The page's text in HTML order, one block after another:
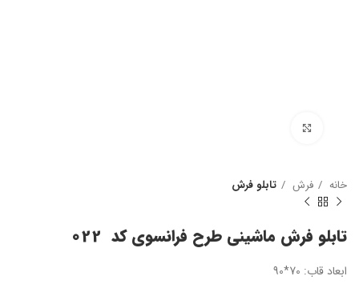
خانه فرش تابلو فرش
تابلو فرش ماشینی طرح فرانسوی کد 022
ابعاد قاب: 70*90